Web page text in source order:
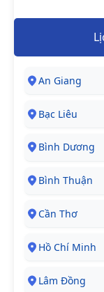
An Giang
Bạc Liêu
Bình Dương
Bình Thuận
Cần Thơ
Hồ Chí Minh
Lâm Đồng